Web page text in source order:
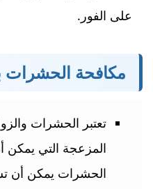
على الفور.
مكافحة الحشرات
تعتبر الحشرات
المزعجة التي يمكن
الحشرات يمكن أن